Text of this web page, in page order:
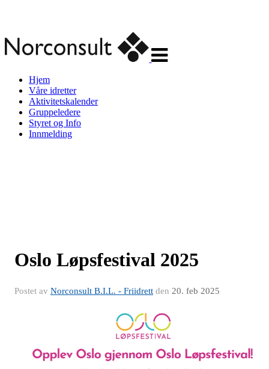
navigasjon
Hjem
Våre idretter
Aktivitetskalender
Gruppeledere
Styret og Info
Innmelding
Oslo Løpsfestival 2025
Postet av Norconsult B.I.L. - Friidrett den 20. feb 2025